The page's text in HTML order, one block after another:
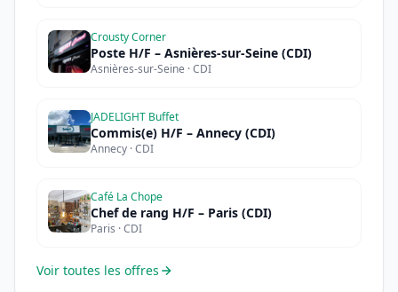
Crousty Corner
Poste H/F – Asnières-sur-Seine (CDI)
Asnières-sur-Seine · CDI
JADELIGHT Buffet
Commis(e) H/F – Annecy (CDI)
Annecy · CDI
Café La Chope
Chef de rang H/F – Paris (CDI)
Paris · CDI
Voir toutes les offres